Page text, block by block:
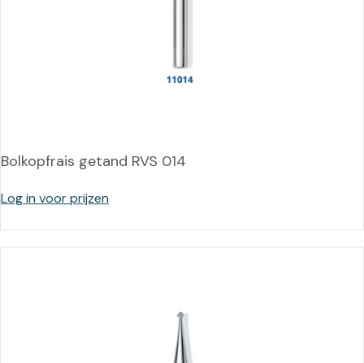
Bolkopfrais getand RVS 014
Log in voor prijzen